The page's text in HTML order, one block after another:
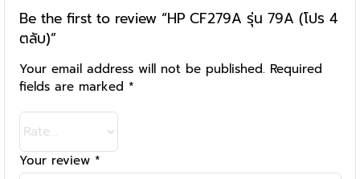
Be the first to review “HP CF279A รุ่น 79A (โปร 4
ตลับ)”
Your email address will not be published. Required
fields are marked *
Your review *